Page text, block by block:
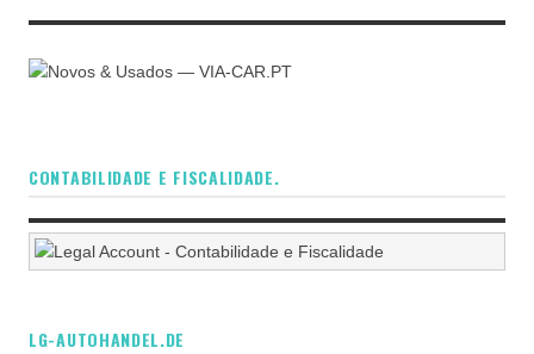
CONTABILIDADE E FISCALIDADE.
LG-AUTOHANDEL.DE